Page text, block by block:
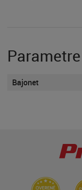
Parametre
Bajonet